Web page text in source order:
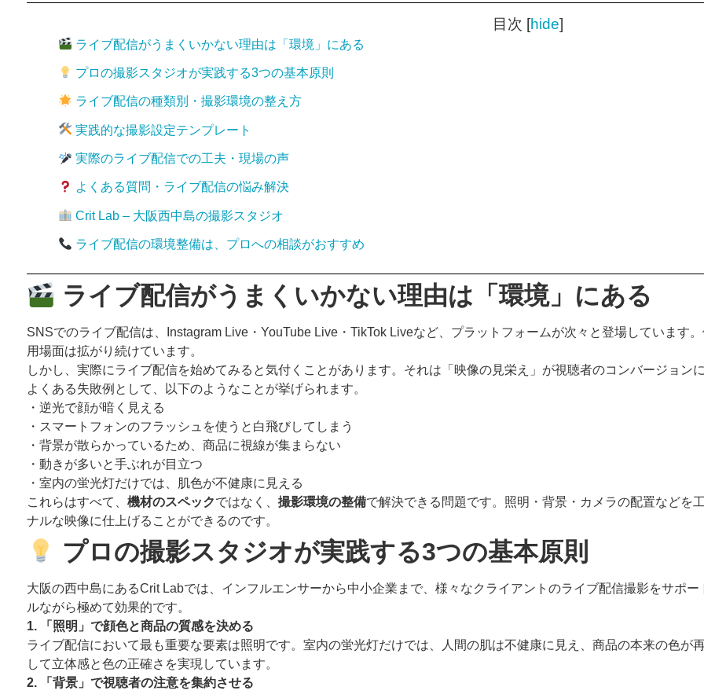
目次 [hide]
ライブ配信がうまくいかない理由は「環境」にある
プロの撮影スタジオが実践する3つの基本原則
ライブ配信の種類別・撮影環境の整え方
実践的な撮影設定テンプレート
実際のライブ配信での工夫・現場の声
よくある質問・ライブ配信の悩み解決
Crit Lab – 大阪西中島の撮影スタジオ
ライブ配信の環境整備は、プロへの相談がおすすめ
ライブ配信がうまくいかない理由は「環境」にある
SNSでのライブ配信は、Instagram Live・YouTube Live・TikTok Liveなど、プラットフォームが次々と登場しています
用場面は拡がり続けています。
しかし、実際にライブ配信を始めてみると気付くことがあります。それは「映像の見栄え」が視聴者のコンバージョン
よくある失敗例として、以下のようなことが挙げられます。
・逆光で顔が暗く見える
・スマートフォンのフラッシュを使うと白飛びしてしまう
・背景が散らかっているため、商品に視線が集まらない
・動きが多いと手ぶれが目立つ
・室内の蛍光灯だけでは、肌色が不健康に見える
これらはすべて、 機材のスペックではなく、 撮影環境の整備で解決できる問題です。照明・背景・カメラの配置などを
ナルな映像に仕上げることができるのです。
プロの撮影スタジオが実践する3つの基本原則
大阪の西中島にあるCrit Labでは、インフルエンサーから中小企業まで、様々なクライアントのライブ配信撮影をサポ
ルながら極めて効果的です。
1. 「照明」で顔色と商品の質感を決める
ライブ配信において最も重要な要素は照明です。室内の蛍光灯だけでは、人間の肌は不健康に見え、商品の本来の色が
して立体感と色の正確さを実現しています。
2. 「背景」で視聴者の注意を集約させる